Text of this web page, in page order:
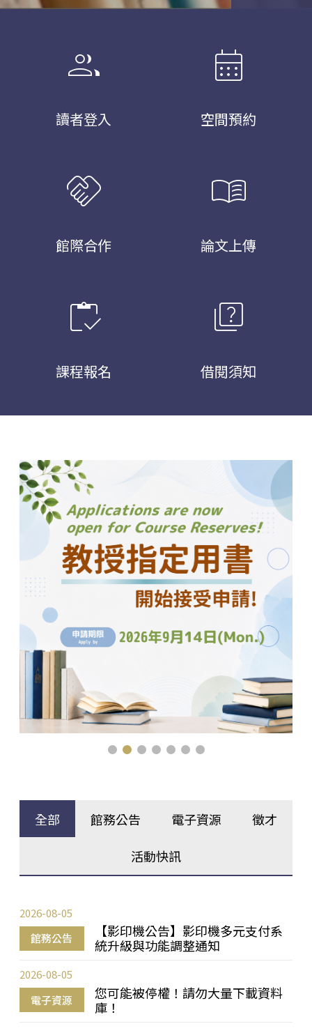
group
讀者登入
calendar_month
空間預約
handshake
館際合作
menu_book
論文上傳
inventory
課程報名
quiz
借閱須知
全部 館務公告 電子資源 徵才
活動快訊
館務公告
【影印機公告】影印機多元支付系
統升級與功能調整通知
2026-08-05
電子資源
您可能被停權！請勿大量下載資料
庫！
2026-08-05